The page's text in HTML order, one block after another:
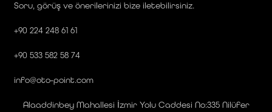
Soru, görüş ve önerilerinizi bize iletebilirsiniz.
+90 224 248 61 61
+90 533 582 58 74
info@oto-point.com
Alaaddinbey Mahallesi İzmir Yolu Caddesi No:335 Nilüfer